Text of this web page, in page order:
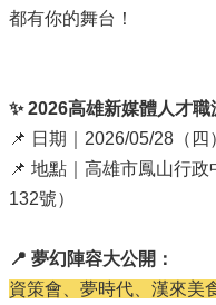
覽
信
箱
語
彙
Facebook
都有你的舞台！
✨ 2026高雄新媒體人才
📌 日期｜2026/05/28（
📌 地點｜高雄市鳳山行
132號）
📍 夢幻陣容大公開：
資策會、夢時代、漢來美